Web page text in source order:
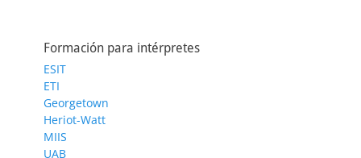
Formación para intérpretes
ESIT
ETI
Georgetown
Heriot-Watt
MIIS
UAB